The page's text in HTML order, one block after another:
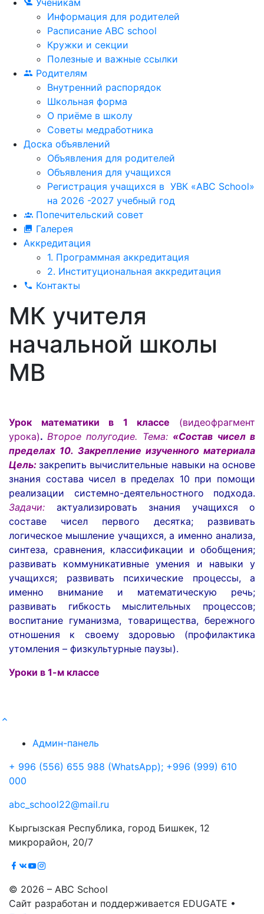
Ученикам
Информация для родителей
Расписание ABC school
Кружки и секции
Полезные и важные ссылки
Родителям
Внутренний распорядок
Школьная форма
О приёме в школу
Советы медработника
Доска объявлений
Объявления для родителей
Объявления для учащихся
Регистрация учащихся в УВК «ABC School»
на 2026 -2027 учебный год
Попечительский совет
Галерея
Аккредитация
1. Программная аккредитация
2. Институциональная аккредитация
Контакты
МК учителя
начальной школы
МВ
Урок математики в 1 классе (видеофрагмент
урока). Второе полугодие. Тема: «Состав чисел в
пределах 10. Закрепление изученного материала
Цель:закрепить вычислительные навыки на основе
знания состава чисел в пределах 10 при помощи
реализации системно-деятельностного подхода.
Задачи: актуализировать знания учащихся о
составе чисел первого десятка; развивать
логическое мышление учащихся, а именно анализа,
синтеза, сравнения, классификации и обобщения;
развивать коммуникативные умения и навыки у
учащихся; развивать психические процессы, а
именно внимание и математическую речь;
развивать гибкость мыслительных процессов;
воспитание гуманизма, товарищества, бережного
отношения к своему здоровью (профилактика
утомления – физкультурные паузы).
Уроки в 1-м классе
Админ-панель
+ 996 (556) 655 988 (WhatsApp); +996 (999) 610
000
abc_school22@mail.ru
Кыргызская Республика, город Бишкек, 12
микрорайон, 20/7
© 2026 – ABC School
Сайт разработан и поддерживается EDUGATE •